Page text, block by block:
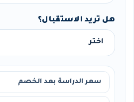
هل تريد الاستقبال؟
سعر الدراسة بعد الخصم